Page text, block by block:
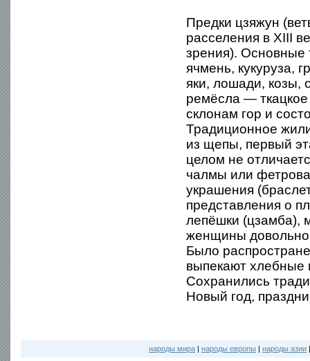
Предки цзяжун
расселения в XIII
зрения).
ячмень, кукуруза,
яки, лошади, козы,
ремёсла —
склонам гор и
Традиционное
из щепы, первый
целом не
чалмы или
украшения
представления о
лепёшки (цзамба),
женщины
Было
выпекают хлебные
Сохранились
Новый год,
народы мира | народы европы | народы азии